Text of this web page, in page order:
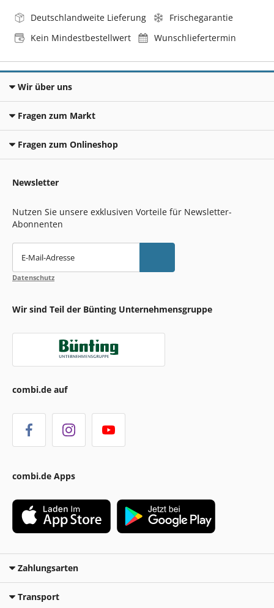
Deutschlandweite Lieferung
Frischegarantie
Kein Mindestbestellwert
Wunschliefertermin
Wir über uns
Fragen zum Markt
Fragen zum Onlineshop
Newsletter
Nutzen Sie unsere exklusiven Vorteile für Newsletter-
Abonnenten
E-Mail-Adresse
Datenschutz
Wir sind Teil der Bünting Unternehmensgruppe
combi.de auf
combi.de Apps
Zahlungsarten
Transport